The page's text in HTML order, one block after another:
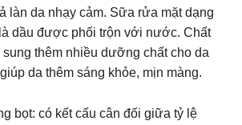
làn da nhạy cảm. Sữa rửa mặt dạng
dầu được phối trộn với nước. Chất
sung thêm nhiều dưỡng chất cho da
da thêm sáng khỏe, mịn màng.
bọt: có kết cấu cân đối giữa tỷ lệ